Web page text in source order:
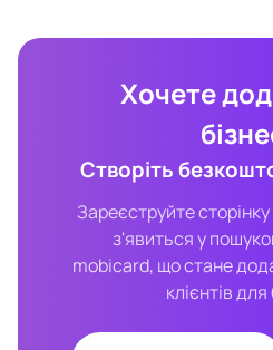
Хочете
Створіть
Зареєструйте сторінку
з'явиться у
mobicard, що стане
клієнтів